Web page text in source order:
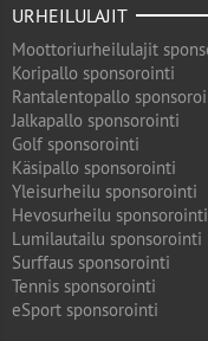
URHEILULAJIT
Moottoriurheilulajit
Koripallo sponsorointi
Rantalentopallo
Jalkapallo sponsorointi
Golf sponsorointi
Käsipallo sponsorointi
Yleisurheilu sponsorointi
Hevosurheilu sponsorointi
Lumilautailu sponsorointi
Surffaus sponsorointi
Tennis sponsorointi
eSport sponsorointi